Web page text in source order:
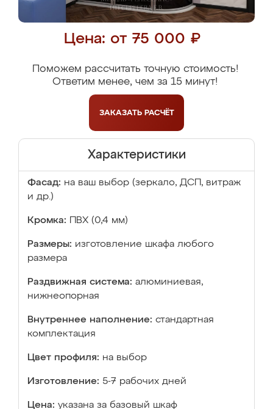
Цена: от 75 000 ₽
Поможем рассчитать точную стоимость!
Ответим менее, чем за 15 минут!
ЗАКАЗАТЬ РАСЧЁТ
Характеристики
Фасад: на ваш выбор (зеркало, ДСП, витраж
и др.)
Кромка: ПВХ (0,4 мм)
Размеры: изготовление шкафа любого
размера
Раздвижная система: алюминиевая,
нижнеопорная
Внутреннее наполнение: стандартная
комплектация
Цвет профиля: на выбор
Изготовление: 5-7 рабочих дней
Цена: указана за базовый шкаф